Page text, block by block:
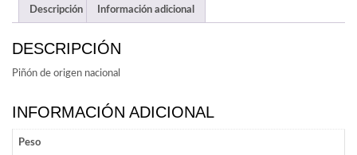
Descripción Información adicional
DESCRIPCIÓN
Piñón de origen nacional
INFORMACIÓN ADICIONAL
Peso